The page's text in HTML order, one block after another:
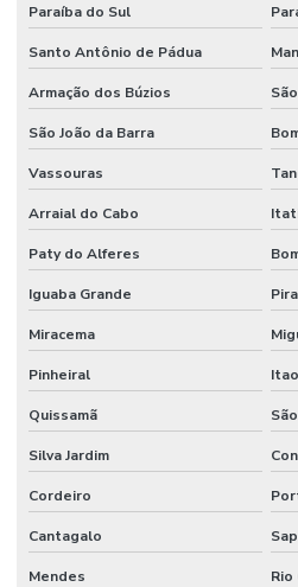
Higienização Profunda De Ambientes
Higienização Profunda De Escritórios
Inspeções Regulares De
Limpeza De Ambientes
Limpeza De Ambientes Industriais
Limpeza De Áreas De Convivência
Limpeza De Áreas Externas E Jardins
Limpeza De Áreas Industriais
Limpeza De Banheiros Comerciais
Limpeza De Banheiros E Áreas
Limpeza De Escritórios E Ambientes
Paraíba do Sul
Santo Antônio de Pádua
Armação dos Búzios
São João da Barra
Vassouras
Arraial do Cabo
Paty do Alferes
Iguaba Grande
Miracema
Pinheiral
Quissamã
Silva Jardim
Cordeiro
Cantagalo
Mendes Rio